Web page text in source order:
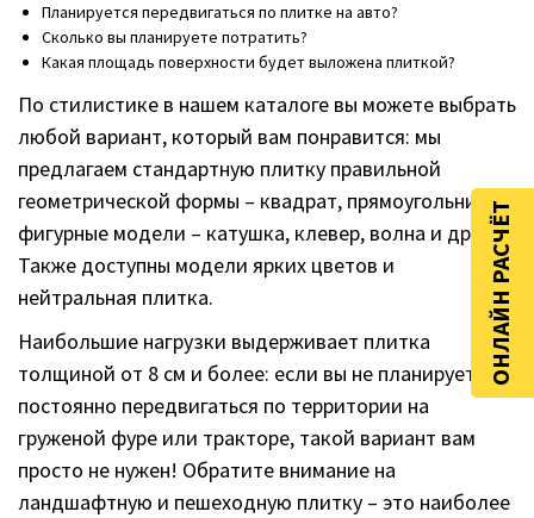
Планируется передвигаться по плитке на авто?
Сколько вы планируете потратить?
Какая площадь поверхности будет выложена плиткой?
По стилистике в нашем каталоге вы можете выбрать
любой вариант, который вам понравится: мы
предлагаем стандартную плитку правильной
геометрической формы – квадрат, прямоугольник,
фигурные модели – катушка, клевер, волна и другие.
Также доступны модели ярких цветов и
нейтральная плитка.
Наибольшие нагрузки выдерживает плитка
толщиной от 8 см и более: если вы не планируете
постоянно передвигаться по территории на
груженой фуре или тракторе, такой вариант вам
просто не нужен! Обратите внимание на
ландшафтную и пешеходную плитку – это наиболее
ОНЛАЙН РАСЧЁТ